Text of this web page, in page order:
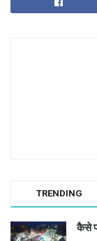
TRENDING
कैसे